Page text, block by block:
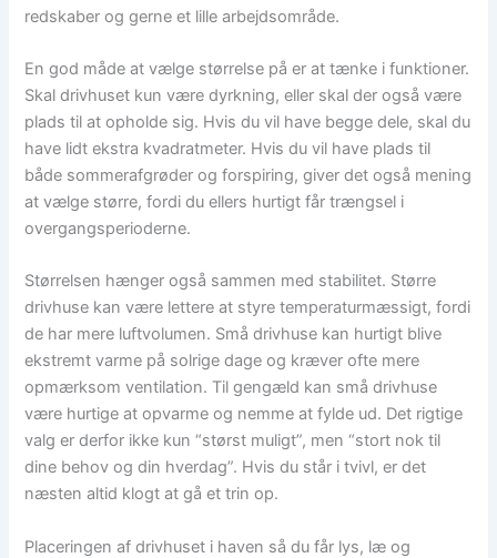
redskaber og gerne et lille arbejdsområde.
En god måde at vælge størrelse på er at tænke i funktioner.
Skal drivhuset kun være dyrkning, eller skal der også være
plads til at opholde sig. Hvis du vil have begge dele, skal du
have lidt ekstra kvadratmeter. Hvis du vil have plads til
både sommerafgrøder og forspiring, giver det også mening
at vælge større, fordi du ellers hurtigt får trængsel i
overgangsperioderne.
Størrelsen hænger også sammen med stabilitet. Større
drivhuse kan være lettere at styre temperaturmæssigt, fordi
de har mere luftvolumen. Små drivhuse kan hurtigt blive
ekstremt varme på solrige dage og kræver ofte mere
opmærksom ventilation. Til gengæld kan små drivhuse
være hurtige at opvarme og nemme at fylde ud. Det rigtige
valg er derfor ikke kun “størst muligt”, men “stort nok til
dine behov og din hverdag”. Hvis du står i tvivl, er det
næsten altid klogt at gå et trin op.
Placeringen af drivhuset i haven så du får lys, læ og